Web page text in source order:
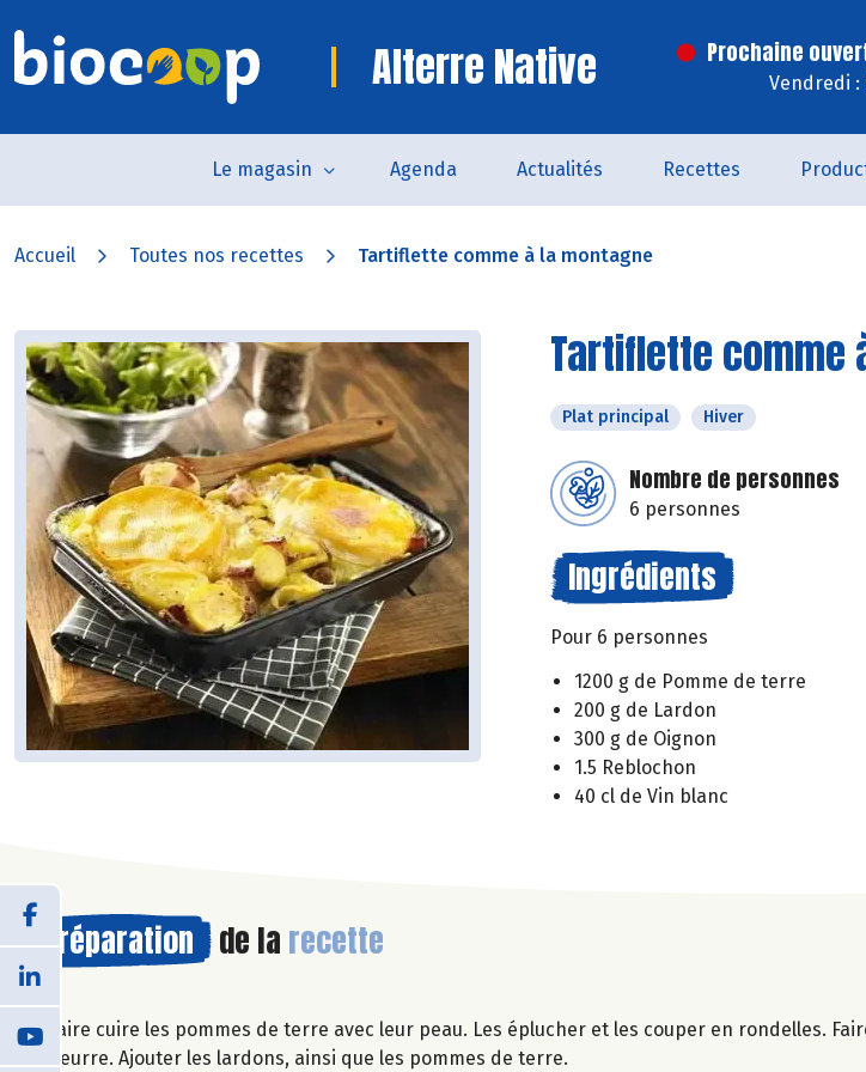
Alterre Native Prochaine
Vendredi :
Le magasin Agenda Actualités Recettes
Accueil Toutes nos recettes Tartiflette comme à la montagne
Tartiflette comme
Plat principal Hiver
Nombre de personnes
6 personnes
Ingrédients
Pour 6 personnes
1200 g de Pomme de terre
200 g de Lardon
300 g de Oignon
1.5 Reblochon
40 cl de Vin blanc
Préparation de la recette
Faire cuire les pommes de terre avec leur peau. Les éplucher et les couper en rondelles.
beurre. Ajouter les lardons, ainsi que les pommes de terre.